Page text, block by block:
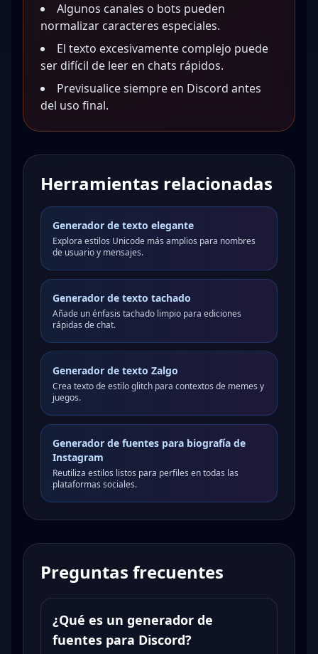
Algunos canales o bots pueden
normalizar caracteres especiales.
El texto excesivamente complejo puede
ser difícil de leer en chats rápidos.
Previsualice siempre en Discord antes
del uso final.
Herramientas relacionadas
Generador de texto elegante
Explora estilos Unicode más amplios para nombres
de usuario y mensajes.
Generador de texto tachado
Añade un énfasis tachado limpio para ediciones
rápidas de chat.
Generador de texto Zalgo
Crea texto de estilo glitch para contextos de memes y
juegos.
Generador de fuentes para biografía de
Instagram
Reutiliza estilos listos para perfiles en todas las
plataformas sociales.
Preguntas frecuentes
¿Qué es un generador de
fuentes para Discord?